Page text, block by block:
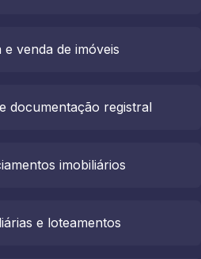
venda de imóveis
documentação registral
imobiliários
e loteamentos